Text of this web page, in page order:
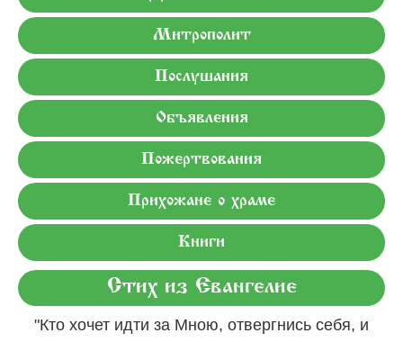
Митрополит
Послушания
Объявления
Пожертвования
Прихожане о храме
Книги
Стих из Евангелие
"Кто хочет идти за Мною, отвергнись себя, и